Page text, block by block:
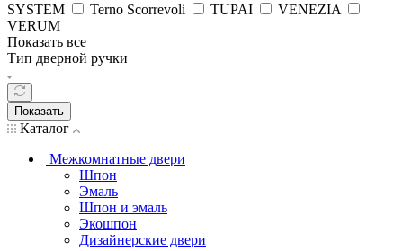
SYSTEM
Terno Scorrevoli TUPAI
VENEZIA
VERUM
Показать все
Тип дверной ручки
Показать
Каталог
Межкомнатные двери
Шпон
Эмаль
Шпон и эмаль
Экошпон
Дизайнерские двери